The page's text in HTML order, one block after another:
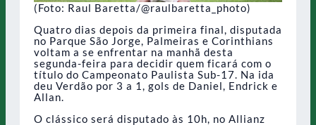
(Foto: Raul Baretta/@raulbaretta_photo)
Quatro dias depois da primeira final, disputada
no Parque São Jorge, Palmeiras e Corinthians
voltam a se enfrentar na manhã desta
segunda-feira para decidir quem ficará com o
título do Campeonato Paulista Sub-17. Na ida
deu Verdão por 3 a 1, gols de Daniel, Endrick e
Allan.
O clássico será disputado às 10h, no Allianz